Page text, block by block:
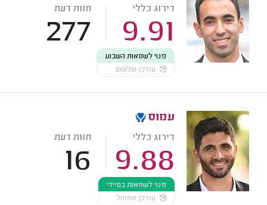
דירוג כללי
9.91
חוות דעת
277
פנוי לשמאות השבוע
עודכן שלשום
עמוס
דירוג כללי
9.88
חוות דעת
16
פנוי לשמאות במיידי
עודכן אתמול